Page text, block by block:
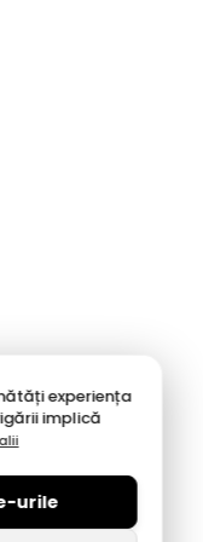
experiența
implică
urile